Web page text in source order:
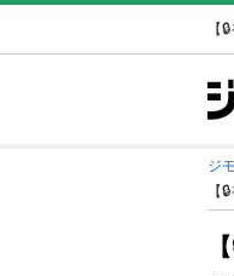
【
ジ
【